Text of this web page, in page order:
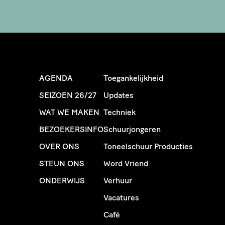
AGENDA
SEIZOEN 26/27
WAT WE MAKEN
BEZOEKERSINFO
OVER ONS
STEUN ONS
ONDERWIJS
Toegankelijkheid
Updates
Techniek
Schuurjongeren
Toneelschuur Producties
Word Vriend
Verhuur
Vacatures
Café